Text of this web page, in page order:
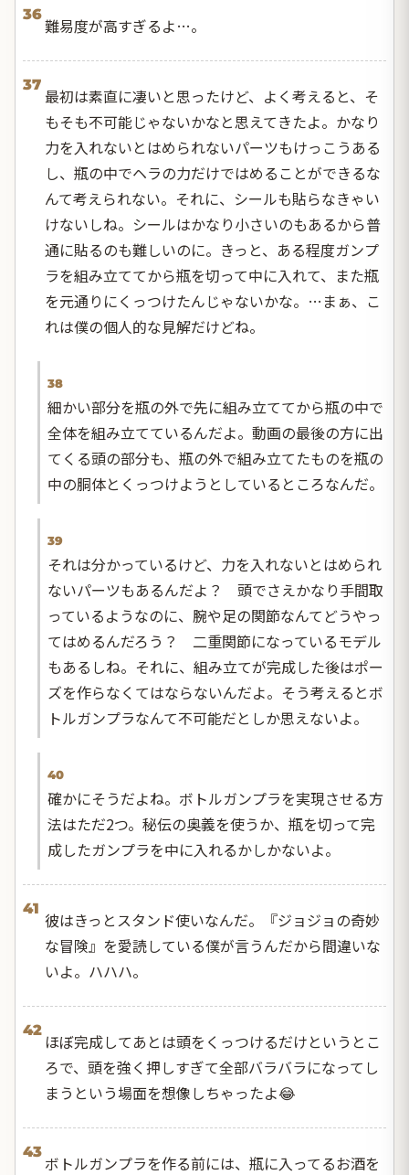
36
難易度が高すぎるよ…。
37
最初は素直に凄いと思ったけど、よく考えると、そ
もそも不可能じゃないかなと思えてきたよ。かなり
力を入れないとはめられないパーツもけっこうある
し、瓶の中でヘラの力だけではめることができるな
んて考えられない。それに、シールも貼らなきゃい
けないしね。シールはかなり小さいのもあるから普
通に貼るのも難しいのに。きっと、ある程度ガンプ
ラを組み立ててから瓶を切って中に入れて、また瓶
を元通りにくっつけたんじゃないかな。…まぁ、こ
れは僕の個人的な見解だけどね。
38
細かい部分を瓶の外で先に組み立ててから瓶の中で
全体を組み立てているんだよ。動画の最後の方に出
てくる頭の部分も、瓶の外で組み立てたものを瓶の
中の胴体とくっつけようとしているところなんだ。
39
それは分かっているけど、力を入れないとはめられ
ないパーツもあるんだよ？ 頭でさえかなり手間取
っているようなのに、腕や足の関節なんてどうやっ
てはめるんだろう？ 二重関節になっているモデル
もあるしね。それに、組み立てが完成した後はポー
ズを作らなくてはならないんだよ。そう考えるとボ
トルガンプラなんて不可能だとしか思えないよ。
40
確かにそうだよね。ボトルガンプラを実現させる方
法はただ2つ。秘伝の奥義を使うか、瓶を切って完
成したガンプラを中に入れるかしかないよ。
41
彼はきっとスタンド使いなんだ。『ジョジョの奇妙
な冒険』を愛読している僕が言うんだから間違いな
いよ。ハハハ。
42
ほぼ完成してあとは頭をくっつけるだけというとこ
ろで、頭を強く押しすぎて全部バラバラになってし
まうという場面を想像しちゃったよ😂
43
ボトルガンプラを作る前には、瓶に入ってるお酒を